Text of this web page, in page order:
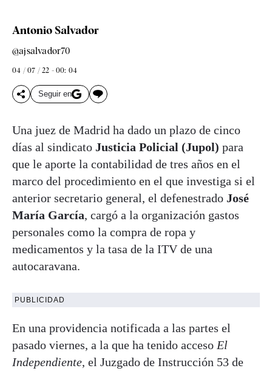
Antonio Salvador
@ajsalvador70
04 / 07 / 22 - 00: 04
Seguir en
Una juez de Madrid ha dado un plazo de cinco
días al sindicato Justicia Policial (Jupol) para
que le aporte la contabilidad de tres años en el
marco del procedimiento en el que investiga si el
anterior secretario general, el defenestrado José
María García, cargó a la organización gastos
personales como la compra de ropa y
medicamentos y la tasa de la ITV de una
autocaravana.
PUBLICIDAD
En una providencia notificada a las partes el
pasado viernes, a la que ha tenido acceso El
Independiente, el Juzgado de Instrucción 53 de